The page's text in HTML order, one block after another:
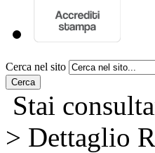
Cerca nel sito
Cerca
Stai
> Dettaglio